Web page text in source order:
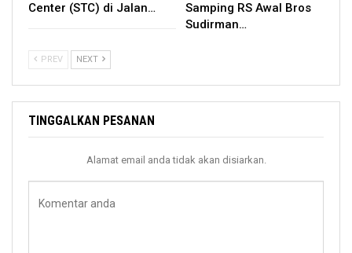
Center (STC) di Jalan…
Samping RS Awal Bros
Sudirman…
PREV NEXT
TINGGALKAN PESANAN
Alamat email anda tidak akan disiarkan.